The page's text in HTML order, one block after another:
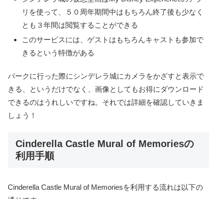
リを使って、５０周年期間中はもちろん終了後も少なく
とも３年間は閲覧することができる
このサービスには、ゲストはもちろんキャストも参加で
きるという特徴がある
パークに行った際にシンデレラ城にカメラをかざすと表示で
きる、というだけでなく、画像としてもお得にダウンロード
できるのはうれしいですね。それでは詳細を確認していきま
しょう！
Cinderella Castle Mural of Memoriesの
利用手順
Cinderella Castle Mural of Memoriesを利用する流れは以下の